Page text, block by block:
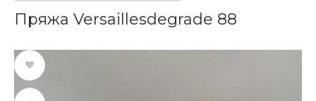
Пряжа Versaillesdegrade 88